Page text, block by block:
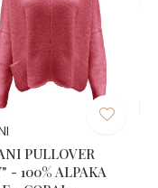
PULLOVER
- 100% ALPAKA